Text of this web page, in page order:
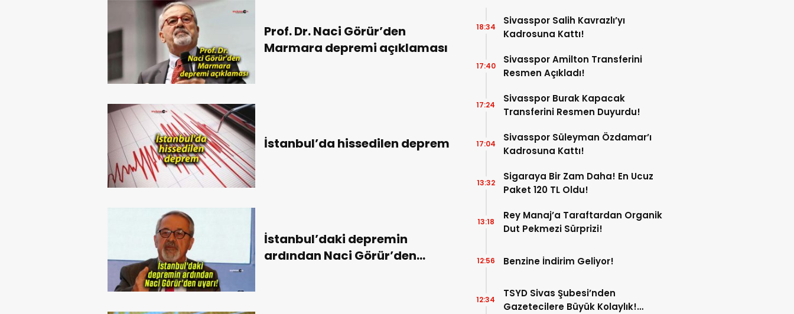
Prof. Dr. Naci Görür’den
Marmara depremi açıklaması
İstanbul’da hissedilen deprem
İstanbul’daki depremin
ardından Naci Görür’den
Sivasspor Salih Kavrazlı’yı
Kadrosuna Kattı!
18:34
Sivasspor Amilton Transferini
Resmen Açıkladı!
17:40
Sivasspor Burak Kapacak
Transferini Resmen Duyurdu!
17:24
Sivasspor Süleyman Özdamar’ı
Kadrosuna Kattı!
17:04
Sigaraya Bir Zam Daha! En Ucuz
Paket 120 TL Oldu!
13:32
Rey Manaj’a Taraftardan Organik
Dut Pekmezi Sürprizi!
13:18
Benzine İndirim Geliyor!
12:56
TSYD Sivas Şubesi’nden
Gazetecilere Büyük Kolaylık!
12:34